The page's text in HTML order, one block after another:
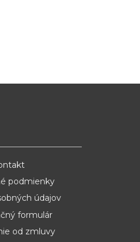
podmienky
údajov
formulár
od zmluvy